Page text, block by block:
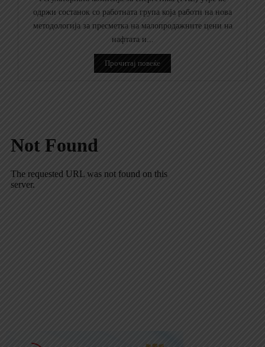
одржи состанок со работната група која работи на нова
методологија за пресметка на малопродажните цени на
нафтата и...
Прочитај повеќе